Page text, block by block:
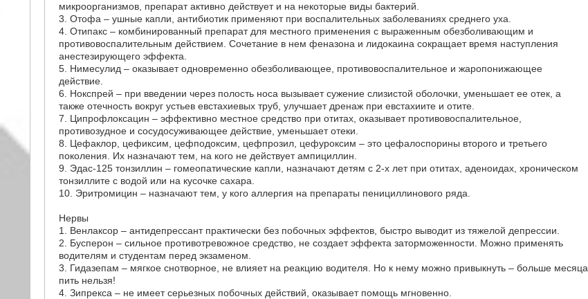
микроорганизмов, препарат активно действует и на некоторые виды бактерий.
3. Отофа – ушные капли, антибиотик применяют при воспалительных заболеваниях среднего уха.
4. Отипакс – комбинированный препарат для местного применения с выраженным обезболивающим и
противовоспалительным действием. Сочетание в нем феназона и лидокаина сокращает время наступления
анестезирующего эффекта.
5. Нимесулид – оказывает одновременно обезболивающее, противовоспалительное и жаропонижающее
действие.
6. Нокспрей – при введении через полость носа вызывает сужение слизистой оболочки, уменьшает ее отек, а
также отечность вокруг устьев евстахиевых труб, улучшает дренаж при евстахиите и отите.
7. Ципрофлоксацин – эффективно местное средство при отитах, оказывает противовоспалительное,
противозудное и сосудосуживающее действие, уменьшает отеки.
8. Цефаклор, цефиксим, цефподоксим, цефпрозил, цефуроксим – это цефалоспорины второго и третьего
поколения. Их назначают тем, на кого не действует ампициллин.
9. Эдас-125 тонзиллин – гомеопатические капли, назначают детям с 2-х лет при отитах, аденоидах, хроническом
тонзиллите с водой или на кусочке сахара.
10. Эритромицин – назначают тем, у кого аллергия на препараты пенициллинового ряда.
Нервы
1. Венлаксор – антидепрессант практически без побочных эффектов, быстро выводит из тяжелой депрессии.
2. Бусперон – сильное противотревожное средство, не создает эффекта заторможенности. Можно применять
водителям и студентам перед экзаменом.
3. Гидазепам – мягкое снотворное, не влияет на реакцию водителя. Но к нему можно привыкнуть – больше месяца
пить нельзя!
4. Зипрекса – не имеет серьезных побочных действий, оказывает помощь мгновенно.